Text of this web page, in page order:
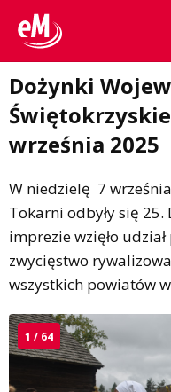
Dożynki
września 2025
W niedzielę 7
Tokarni odbyły się
imprezie wzięło
zwycięstwo
wszystkich powiatów
1 / 64